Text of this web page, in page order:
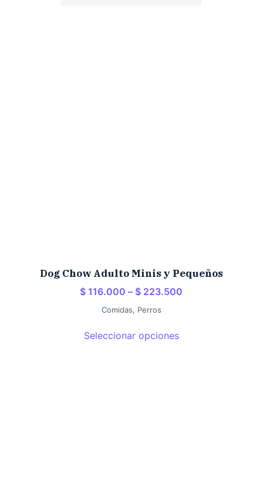
Dog Chow Adulto Minis y Pequeños
$ 116.000 – $ 223.500
Comidas, Perros
Seleccionar opciones